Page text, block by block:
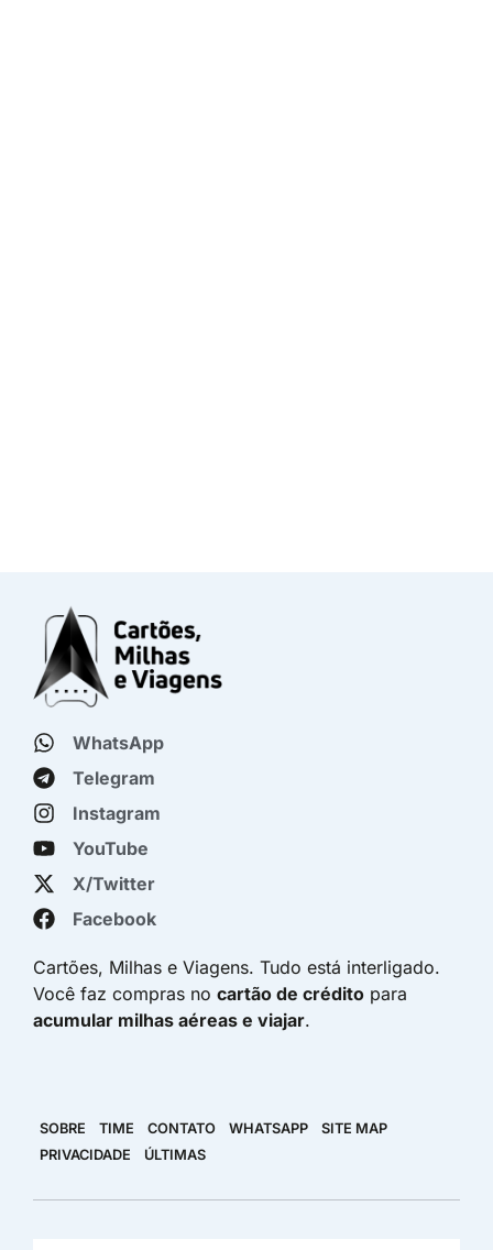
WhatsApp
Telegram
Instagram
YouTube
X/Twitter
Facebook
Cartões, Milhas e Viagens. Tudo está interligado.
Você faz compras no cartão de crédito para
acumular milhas aéreas e viajar.
SOBRE TIME CONTATO WHATSAPP
SITE MAP
PRIVACIDADE
ÚLTIMAS